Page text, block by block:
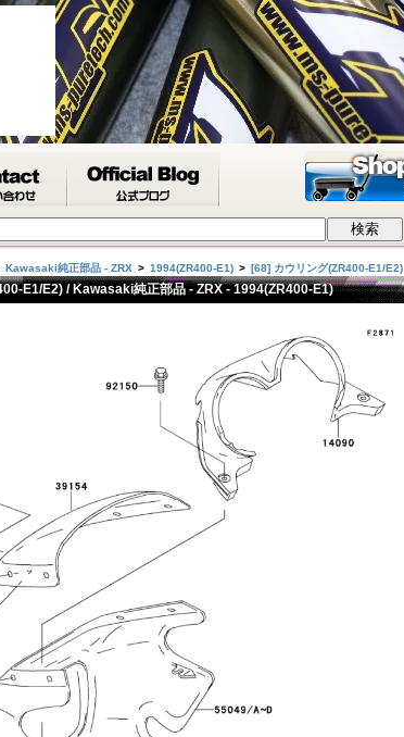
検索
Kawasaki純正部品 - ZRX > 1994(ZR400-E1) > [68] カウリング(ZR400-E1/E2)
E1/E2) / Kawasaki純正部品 - ZRX - 1994(ZR400-E1)